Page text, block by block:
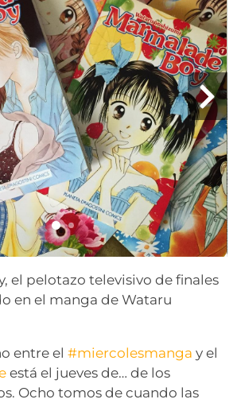
el pelotazo televisivo de finales
en el manga de Wataru
entre el#miercolesmanga y el
está el jueves de… de los
Ocho tomos de cuando las